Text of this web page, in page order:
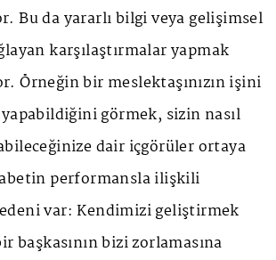
Bu da yararlı bilgi veya gelişimsel
karşılaştırmalar yapmak
Örneğin bir meslektaşınızın işini
yapabildiğini görmek, sizin nasıl
dair içgörüler ortaya
performansla ilişkili
var: Kendimizi geliştirmek
başkasının bizi zorlamasına